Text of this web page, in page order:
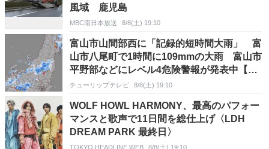
風域 鹿児島
MBC南日本放送 8/8(土) 19:10
富山市山間部西に「記録的短時間大雨」 富
山市八尾町で1時間に109mmの大雨 富山市
平野部などにレベル4危険警報が発表中【雨
と風のシミュレーション】
チューリップテレビ 8/8(土) 19:10
WOLF HOWL HARMONY、最高のパフォー
マンスと歌声で11日間を総仕上げ〈LDH
DREAM PARK 最終日〉
TOKYO HEADLINE WEB 8/8(土) 19:10